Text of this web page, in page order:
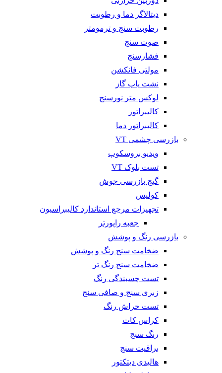
دیتالاگر دما و رطوبت
رطوبت سنج و ترمومتر
صوت سنج
فشارسنج
مولتی فانکشن
نشت یاب گاز
لوکس متر نورسنج
کالیبراتور
کالیبراتور دما
بازرسی چشمی VT
ویدیو بروسکوپ
تست بلوک VT
گیج بازرسی جوش
کولیس
تجهیزات مرجع استاندارد کالیبراسیون
جعبه راپورتر
بازرسی رنگ و پوشش
ضخامت سنج رنگ و پوشش
ضخامت سنج رنگ تر
تست چسبندگی رنگ
زبری سنج و صافی سنج
تست خراش رنگ
کراس کات
رنگ سنج
براقیت سنج
هالیدی دیتکتور